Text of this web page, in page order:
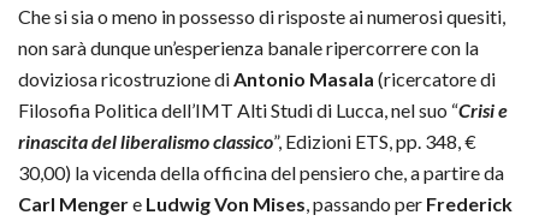
Che si sia o meno in possesso di risposte ai numerosi quesiti,
non sarà dunque un’esperienza banale ripercorrere con la
doviziosa ricostruzione di Antonio Masala (ricercatore di
Filosofia Politica dell’IMT Alti Studi di Lucca, nel suo “Crisi e
rinascita del liberalismo classico”, Edizioni ETS, pp. 348, €
30,00) la vicenda della officina del pensiero che, a partire da
Carl Mengere Ludwig Von Mises , passando per Frederick